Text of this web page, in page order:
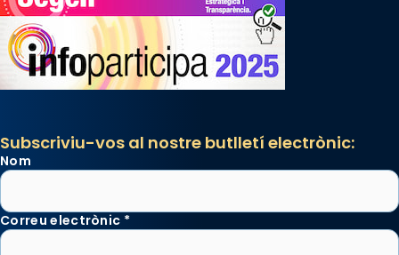
Subscriviu-vos al nostre butlletí electrònic:
Nom
Correu electrònic *